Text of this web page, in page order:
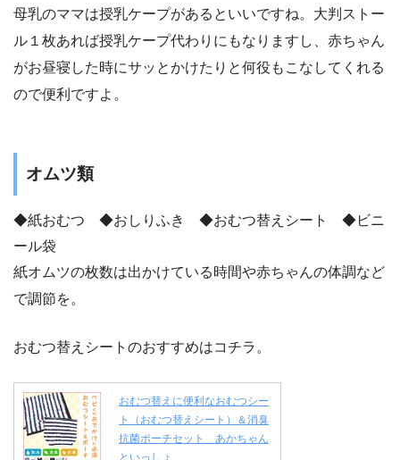
母乳のママは授乳ケープがあるといいですね。大判ストー
ル１枚あれば授乳ケープ代わりにもなりますし、赤ちゃん
がお昼寝した時にサッとかけたりと何役もこなしてくれる
ので便利ですよ。
オムツ類
◆紙おむつ ◆おしりふき ◆おむつ替えシート ◆ビニ
ール袋
紙オムツの枚数は出かけている時間や赤ちゃんの体調など
で調節を。
おむつ替えシートのおすすめはコチラ。
おむつ替えに便利なおむつシー
ト（おむつ替えシート）＆消臭
抗菌ポーチセット あかちゃん